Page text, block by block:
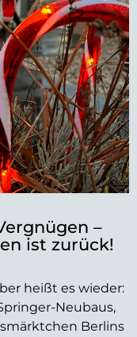
–
ist zurück!
heißt es wieder:
Neubaus,
Berlins